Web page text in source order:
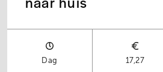
Dag
17,27